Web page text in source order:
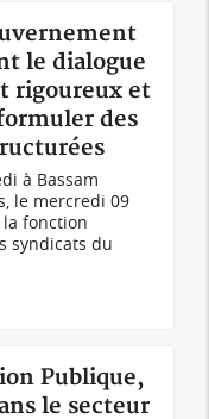
le dialogue
rigoureux et
des
à Bassam
le mercredi 09
fonction
syndicats du
Publique,
le secteur